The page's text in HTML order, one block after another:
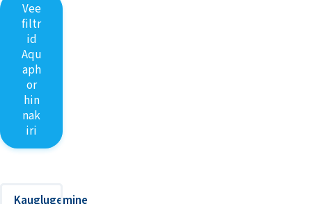
Vee
filtr
id
Aqu
aph
or
hin
nak
iri
Kauglugemine